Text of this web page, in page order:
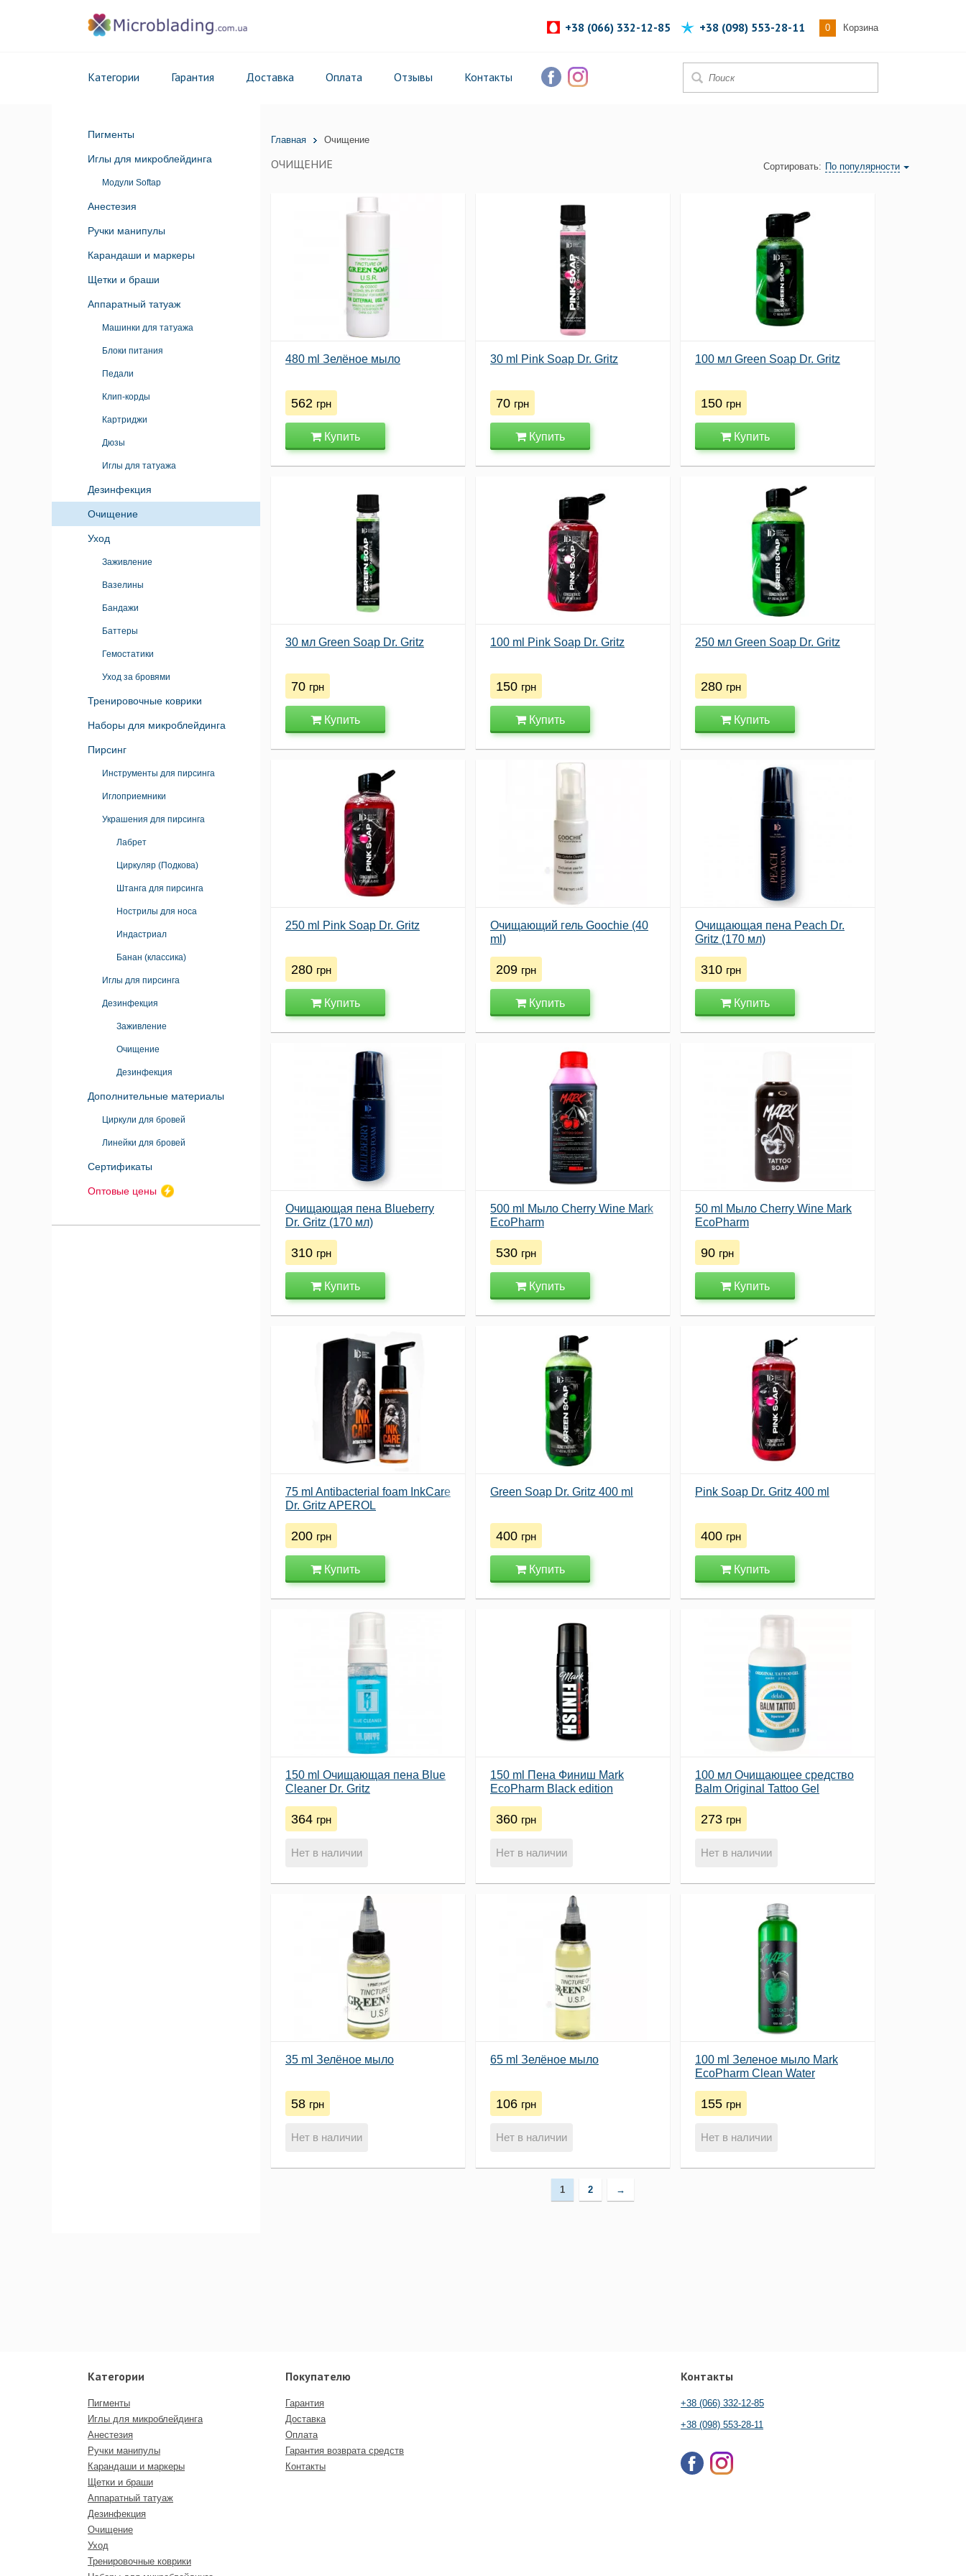
0 Корзина
+38 (066) 332-12-85 +38 (098) 553-28-11
Категории Гарантия Доставка Оплата Отзывы Контакты
Пигменты
Иглы для микроблейдинга
Модули Softap
Анестезия
Ручки манипулы
Карандаши и маркеры
Щетки и браши
Аппаратный татуаж
Машинки для татуажа
Блоки питания
Педали
Клип-корды
Картриджи
Дюзы
Иглы для татуажа
Дезинфекция
Очищение
Уход
Заживление
Вазелины
Бандажи
Баттеры
Гемостатики
Уход за бровями
Тренировочные коврики
Наборы для микроблейдинга
Пирсинг
Инструменты для пирсинга
Иглоприемники
Украшения для пирсинга
Лабрет
Циркуляр (Подкова)
Штанга для пирсинга
Нострилы для носа
Индастриал
Банан (классика)
Иглы для пирсинга
Дезинфекция
Заживление
Очищение
Дезинфекция
Дополнительные материалы
Циркули для бровей
Линейки для бровей
Сертификаты
Оптовые цены
Главная Очищение
ОЧИЩЕНИЕ Сортировать: По популярности
480 ml Зелёное мыло
562 грн
Купить
30 ml Pink Soap Dr. Gritz
70 грн
Купить
100 мл Green Soap Dr. Gritz
150 грн
Купить
30 мл Green Soap Dr. Gritz
70 грн
Купить
100 ml Pink Soap Dr. Gritz
150 грн
Купить
250 мл Green Soap Dr. Gritz
280 грн
Купить
250 ml Pink Soap Dr. Gritz
280 грн
Купить
Очищающий гель Goochie (40
ml)
209 грн
Купить
Очищающая пена Peach Dr.
Gritz (170 мл)
310 грн
Купить
Очищающая пена Blueberry
Dr. Gritz (170 мл)
310 грн
Купить
500 ml Мыло Cherry Wine Mark
EcoPharm
530 грн
Купить
50 ml Мыло Cherry Wine Mark
EcoPharm
90 грн
Купить
75 ml Antibacterial foam InkCare
Dr. Gritz APEROL
200 грн
Купить
Green Soap Dr. Gritz 400 ml
400 грн
Купить
Pink Soap Dr. Gritz 400 ml
400 грн
Купить
150 ml Очищающая пена Blue
Сleaner Dr. Gritz
364 грн
Нет в наличии
150 ml Пена Финиш Mark
EcoPharm Black edition
360 грн
Нет в наличии
100 мл Очищающее средство
Balm Original Tattoo Gel
273 грн
Нет в наличии
35 ml Зелёное мыло
58 грн
Нет в наличии
65 ml Зелёное мыло
106 грн
Нет в наличии
100 ml Зеленое мыло Mark
EcoPharm Clean Water
155 грн
Нет в наличии
1 2 →
Категории
Пигменты
Иглы для микроблейдинга
Анестезия
Ручки манипулы
Карандаши и маркеры
Щетки и браши
Аппаратный татуаж
Дезинфекция
Очищение
Уход
Тренировочные коврики
Покупателю
Гарантия
Доставка
Оплата
Гарантия возврата средств
Контакты
Контакты
+38 (066) 332-12-85
+38 (098) 553-28-11